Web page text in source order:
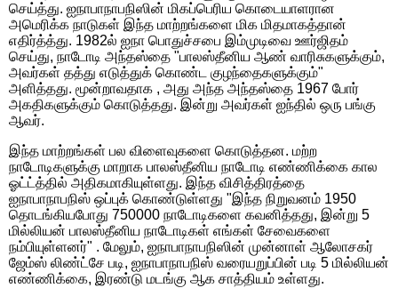
செய்த்து. ஐநாபாநாபநிஸின் மிகப்பெரிய கொடையாளரான
அமெரிக்க நாடுகள் இந்த மாற்றங்களை மிக மிதமாகத்தான்
எதிர்த்த்து. 1982ல் ஐநா பொதுச்சபை இம்முடிவை ஊர்ஜிதம்
செய்து, நாடோடி அந்தஸ்தை "பாலஸ்தீனிய ஆண் வாரிசுகளுக்கும்,
அவர்கள் தத்து எடுத்துக் கொண்ட குழந்தைகளுக்கும்"
அளித்தது. மூன்றாவதாக , அது அந்த அந்தஸ்தை 1967 போர்
அகதிகளுக்கும் கொடுத்தது. இன்று அவர்கள் ஐந்தில் ஒரு பங்கு
ஆவர்.
இந்த மாற்றங்கள் பல விளைவுகளை கொடுத்தன. மற்ற
நாடோடிகளுக்கு மாறாக பாலஸ்தீனிய நாடோடி எண்ணிக்கை கால
ஓட்ட்த்தில் அதிகமாகியுள்ளது. இந்த விசித்திரத்தை
ஐநாபாநாபநிஸ் ஒப்புக் கொண்டுள்ளது "இந்த நிறுவனம் 1950
தொடங்கியபோது 750000 நாடோடிகளை கவனித்தது, இன்று 5
மில்லியன் பாலஸ்தீனிய நாடோடிகள் எங்கள் சேவைகளை
நம்பியுள்ளனர்" . மேலும், ஐநாபாநாபநிஸின் முன்னாள் ஆலோசகர்
ஜேம்ஸ் லிண்ட்சே படி, ஐநாபாநாபநிஸ் வரையறுப்பின் படி 5 மில்லியன்
எண்ணிக்கை, இரண்டு மடங்கு ஆக சாத்தியம் உள்ளது.